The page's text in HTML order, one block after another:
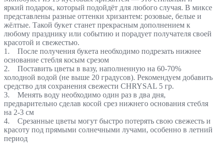
яркий подарок, который подойдёт для любого случая. В миксе
представлены разные оттенки хризантем: розовые, белые и
жёлтые. Такой букет станет прекрасным дополнением к
любому празднику или событию и порадует получателя своей
красотой и свежестью.
1. После получения букета необходимо подрезать нижнее
основание стебля косым срезом
2. Поставить цветы в вазу, наполненную на 60-70%
холодной водой (не выше 20 градусов). Рекомендуем добавить
средство для сохранения свежести CHRYSAL 5 гр.
3. Менять воду необходимо один раз в два дня,
предварительно сделав косой срез нижнего основания стебля
на 2-3 см
4. Срезанные цветы могут быстро потерять свою свежесть и
красоту под прямыми солнечными лучами, особенно в летний
период